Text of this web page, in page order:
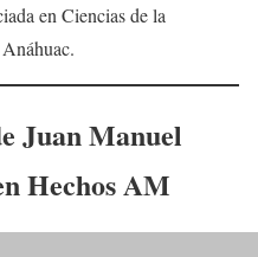
en Ciencias de la
Juan Manuel
Hechos AM